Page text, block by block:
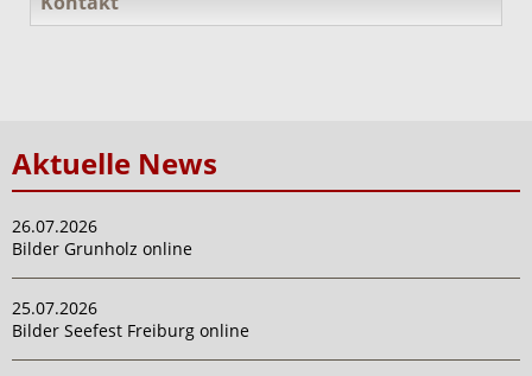
Aktuelle News
26.07.2026
Bilder Grunholz online
25.07.2026
Bilder Seefest Freiburg online